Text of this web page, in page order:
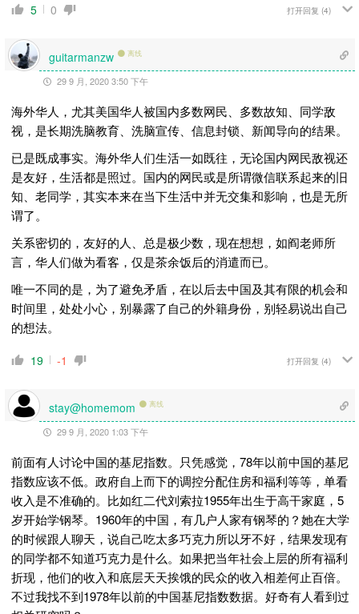
5 0 打开回复 (4)
guitarmanzw 离线
29 9 月, 2020 3:50 下午
海外华人，尤其美国华人被国内多数网民、多数故知、同学敌
视，是长期洗脑教育、洗脑宣传、信息封锁、新闻导向的结果。
已是既成事实。海外华人们生活一如既往，无论国内网民敌视还
是友好，生活都是照过。国内的网民或是所谓微信联系起来的旧
知、老同学，其实本来在当下生活中并无交集和影响，也是无所
谓了。
关系密切的，友好的人、总是极少数，现在想想，如阎老师所
言，华人们做为看客，仅是茶余饭后的消遣而已。
唯一不同的是，为了避免矛盾，在以后去中国及其有限的机会和
时间里，处处小心，别暴露了自己的外籍身份，别轻易说出自己
的想法。
19 -1 打开回复 (4)
stay@homemom 离线
29 9 月, 2020 1:03 下午
前面有人讨论中国的基尼指数。只凭感觉，78年以前中国的基尼
指数应该不低。政府自上而下的调控分配住房和福利等等，单看
收入是不准确的。比如红二代刘索拉1955年出生于高干家庭，5
岁开始学钢琴。1960年的中国，有几户人家有钢琴的？她在大学
的时候跟人聊天，说自己吃太多巧克力所以牙不好，结果发现有
的同学都不知道巧克力是什么。如果把当年社会上层的所有福利
折现，他们的收入和底层天天挨饿的民众的收入相差何止百倍。
不过我找不到1978年以前的中国基尼指数数据。好奇有人看到过